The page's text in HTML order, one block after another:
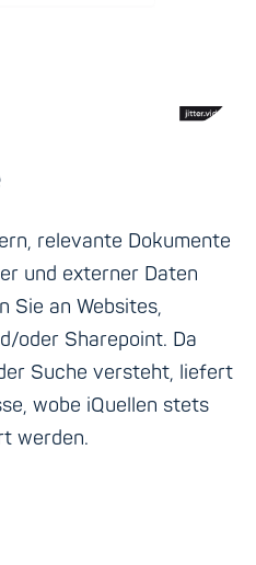
relevante Dokumente
und externer Daten
Sie an Websites,
oder Sharepoint. Da
Suche versteht, liefert
wobe iQuellen stets
werden.